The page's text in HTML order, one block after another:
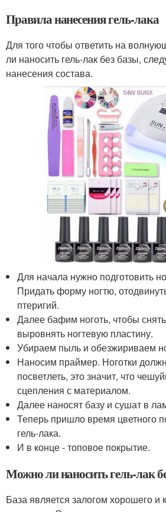
Правила нанесения гель-лака
Для того чтобы ответить на
ли наносить гель-лак без базы,
нанесения состава.
Для начала нужно подготовить
Придать форму ногтю,
птеригий.
Далее бафим ноготь, чтобы
выровнять ногтевую пластину.
Убираем пыль и обезжириваем
Наносим праймер. Ноготки
посветлеть, это значит, что
сцепления с материалом.
Далее наносят базу и сушат в
Теперь пришло время цветного
гель-лака.
И в конце - топовое покрытие.
Можно ли наносить гель-лак
База является залогом хорошего и